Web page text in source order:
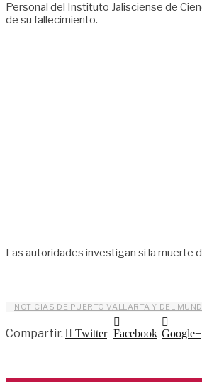
Personal del Instituto Jalisciense de
de su fallecimiento.
Las autoridades investigan si la muerte
NOTICIAS DE PUERTO VALLARTA Y DEL
Compartir. Twitter Facebook Google+